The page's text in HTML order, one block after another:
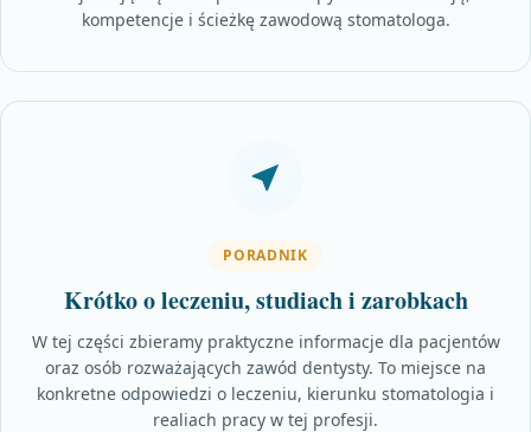
kompetencje i ścieżkę zawodową stomatologa.
PORADNIK
Krótko o leczeniu, studiach i zarobkach
W tej części zbieramy praktyczne informacje dla pacjentów
oraz osób rozważających zawód dentysty. To miejsce na
konkretne odpowiedzi o leczeniu, kierunku stomatologia i
realiach pracy w tej profesji.